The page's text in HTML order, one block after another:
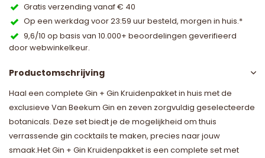
Gratis verzending vanaf € 40
Op een werkdag voor 23:59 uur besteld, morgen in huis.*
9,6/10 op basis van 10.000+ beoordelingen geverifieerd
door webwinkelkeur.
Productomschrijving
Haal een complete Gin + Gin Kruidenpakket in huis met de
exclusieve Van Beekum Gin en zeven zorgvuldig geselecteerde
botanicals. Deze set biedt je de mogelijkheid om thuis
verrassende gin cocktails te maken, precies naar jouw
smaak.Het Gin + Gin Kruidenpakket is een complete set met